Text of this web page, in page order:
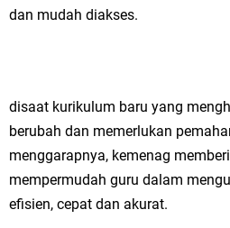
dan mudah diakses.
disaat kurikulum baru yang
berubah dan memerlukan
menggarapnya, kemenag
mempermudah guru dalam
efisien, cepat dan akurat.